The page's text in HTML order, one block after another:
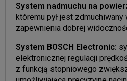
System nadmuchu na
któremu pył jest
zapewnienia dobrej
System BOSCH Electronic:
elektronicznej regulacji
z funkcją stopniowego